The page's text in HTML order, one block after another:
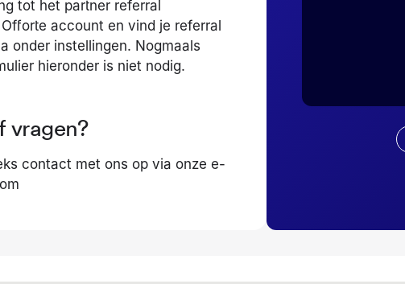
tot het partner referral
account en vind je referral
onder instellingen. Nogmaals
hieronder is niet nodig.
vragen?
contact met ons op via onze e-